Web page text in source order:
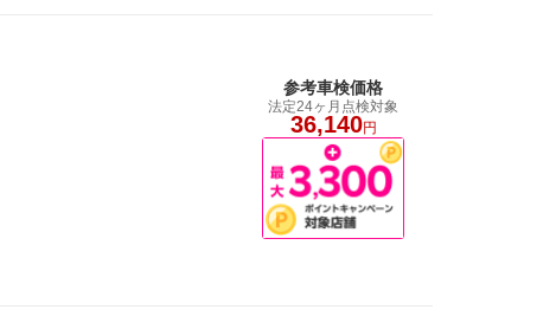
参考車検価格
法定24ヶ月点検対象
36,140円